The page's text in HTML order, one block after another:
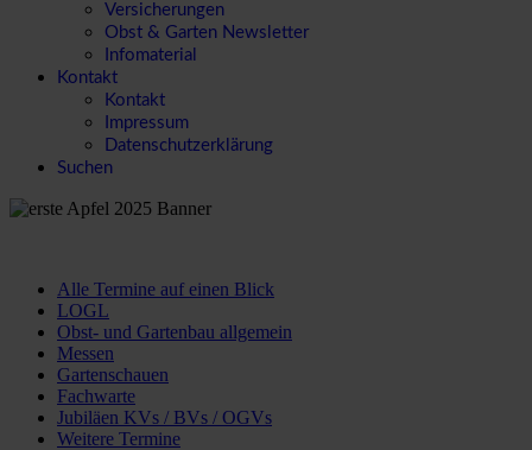
Versicherungen
Obst & Garten Newsletter
Infomaterial
Kontakt
Kontakt
Impressum
Datenschutzerklärung
Suchen
Alle Termine auf einen Blick
LOGL
Obst- und Gartenbau allgemein
Messen
Gartenschauen
Fachwarte
Jubiläen KVs / BVs / OGVs
Weitere Termine